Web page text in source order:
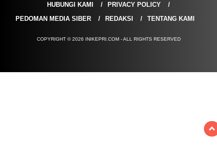
HUBUNGI KAMI
PRIVACY POLICY
PEDOMAN MEDIA SIBER
REDAKSI TENTANG KAMI
COPYRIGHT © 2026 INIKEPRI.COM - ALL RIGHTS RESERVED